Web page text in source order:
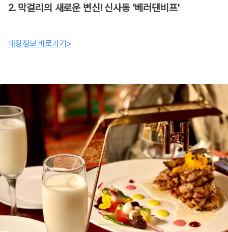
2. 막걸리의 새로운 변신! 신사동 '베러댄비프'
매장정보 바로가기>